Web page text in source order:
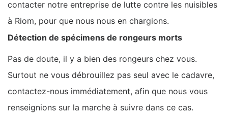
contacter notre entreprise de lutte contre les nuisibles
à Riom, pour que nous nous en chargions.
Détection de spécimens de rongeurs morts
Pas de doute, il y a bien des rongeurs chez vous.
Surtout ne vous débrouillez pas seul avec le cadavre,
contactez-nous immédiatement, afin que nous vous
renseignions sur la marche à suivre dans ce cas.